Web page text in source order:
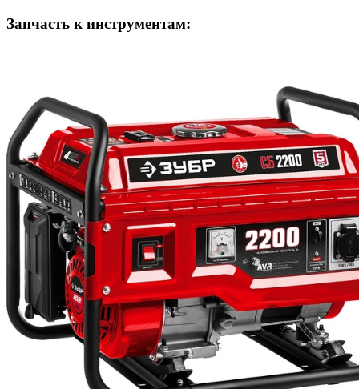
Запчасть к инструментам: